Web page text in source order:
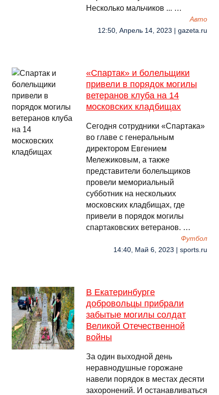
Несколько мальчиков ... …
Авто
12:50, Апрель 14, 2023 | gazeta.ru
«Спартак» и болельщики
привели в порядок могилы
ветеранов клуба на 14
московских кладбищах
Сегодня сотрудники «Спартака»
во главе с генеральным
директором Евгением
Мележиковым, а также
представители болельщиков
провели мемориальный
субботник на нескольких
московских кладбищах, где
привели в порядок могилы
спартаковских ветеранов. …
Футбол
14:40, Май 6, 2023 | sports.ru
В Екатеринбурге
добровольцы прибрали
забытые могилы солдат
Великой Отечественной
войны
За один выходной день
неравнодушные горожане
навели порядок в местах десяти
захоронений. И останавливаться